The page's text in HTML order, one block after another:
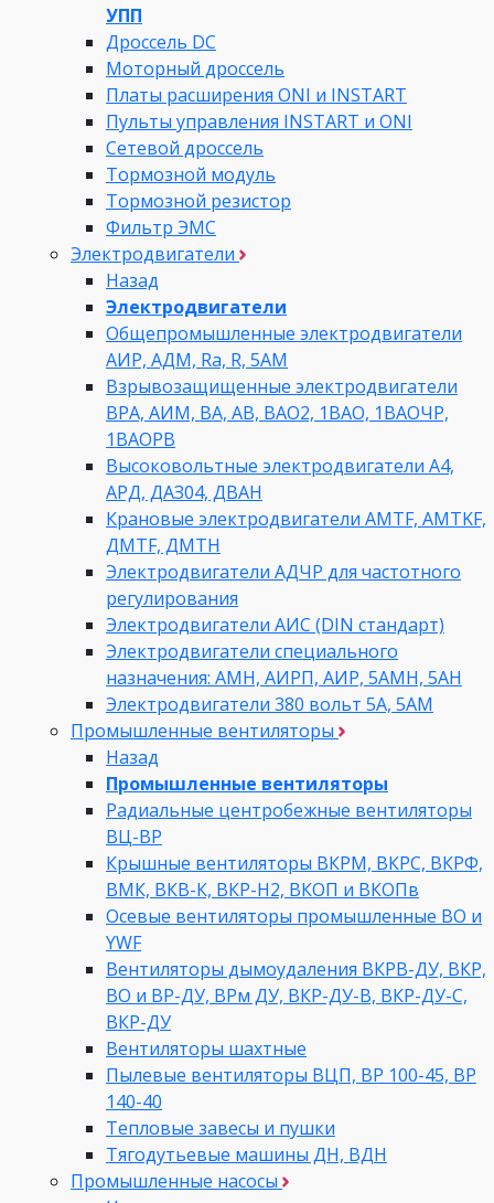
УПП
Дроссель DC
Моторный дроссель
Платы расширения ONI и INSTART
Пульты управления INSTART и ONI
Сетевой дроссель
Тормозной модуль
Тормозной резистор
Фильтр ЭМС
Электродвигатели
Назад
Электродвигатели
Общепромышленные электродвигатели
АИР, АДМ, Ra, R, 5AM
Взрывозащищенные электродвигатели
ВРА, АИМ, ВА, АВ, ВАO2, 1ВАО, 1ВАОЧР,
1ВАОРВ
Высоковольтные электродвигатели A4,
АРД, ДАЗ04, ДВАН
Крановые электродвигатели AMTF, AMTKF,
ДMTF, ДМТН
Электродвигатели АДЧР для частотного
регулирования
Электродвигатели АИС (DIN стандарт)
Электродвигатели специального
назначения: АМН, АИРП, АИР, 5АМН, 5АН
Электродвигатели 380 вольт 5А, 5АМ
Промышленные вентиляторы
Назад
Промышленные вентиляторы
Радиальные центробежные вентиляторы
ВЦ-ВР
Крышные вентиляторы ВКРМ, ВКРС, ВКРФ,
ВМК, ВКВ-К, ВКР-Н2, ВКОП и ВКОПв
Осевые вентиляторы промышленные ВО и
YWF
Вентиляторы дымоудаления ВКРВ-ДУ, ВКР,
ВО и ВР-ДУ, ВРм ДУ, ВКР-ДУ-В, ВКР-ДУ-С,
ВКР-ДУ
Вентиляторы шахтные
Пылевые вентиляторы ВЦП, ВР 100-45, ВР
140-40
Тепловые завесы и пушки
Тягодутьевые машины ДН, ВДН
Промышленные насосы